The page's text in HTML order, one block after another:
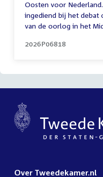
Oosten voor
ingediend bij het debat
van de oorlog in het
2026P06818
Over Tweedekamer.nl